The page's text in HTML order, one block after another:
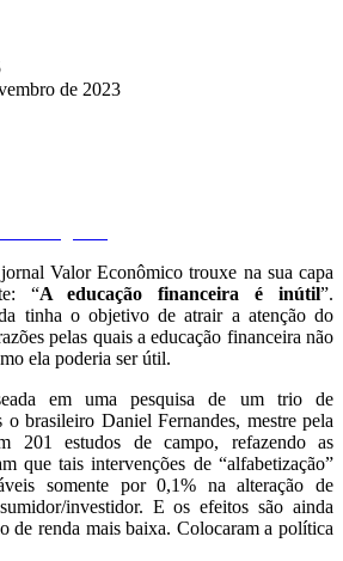
de 2023
Valor Econômico trouxe na sua capa
“A educação financeira é inútil”.
tinha o objetivo de atrair a atenção do
pelas quais a educação financeira não
ela poderia ser útil.
em uma pesquisa de um trio de
o brasileiro Daniel Fernandes, mestre pela
201 estudos de campo, refazendo as
que tais intervenções de “alfabetização”
somente por 0,1% na alteração de
investidor. E os efeitos são ainda
de renda mais baixa. Colocaram a política